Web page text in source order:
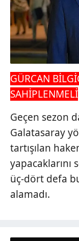
GÜRCAN
SAHİPLENMELİ
Geçen sezon
Galatasaray
tartışılan
yapacaklarını
üç-dört defa
alamadı.